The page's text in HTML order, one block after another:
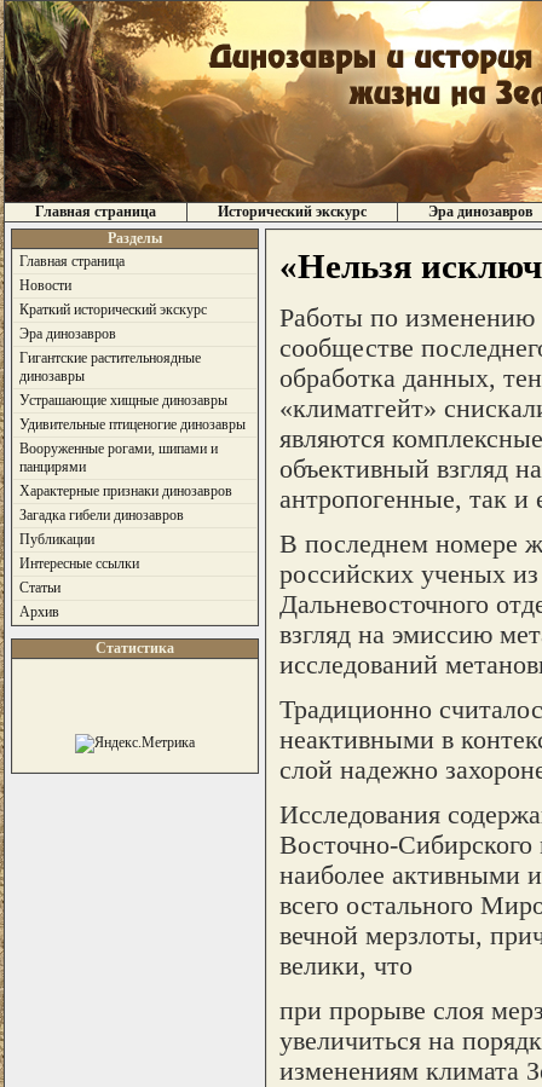
Главная страница Исторический экскурс
Эра динозавров
Разделы
Главная страница
Новости
Краткий исторический экскурс
Эра динозавров
Гигантские растительноядные
динозавры
Устрашающие хищные динозавры
Удивительные птиценогие динозавры
Вооруженные рогами, шипами и
панцирями
Характерные признаки динозавров
Загадка гибели динозавров
Публикации
Интересные ссылки
Статьи
Архив
Статистика
«Нельзя
Работы по изменению
сообществе
обработка данных,
«климатгейт»
являются
объективный взгляд
антропогенные, так и
В последнем номере
российских ученых из
Дальневосточного
взгляд на эмиссию
исследований
Традиционно
неактивными в
слой надежно
Исследования
Восточно-Сибирского
наиболее активными
всего остального
вечной мерзлоты,
велики, что
при прорыве слоя
увеличиться на
изменениям климата